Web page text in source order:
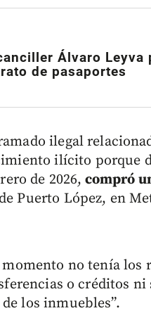
Álvaro Leyva
de pasaportes
ilegal
ilícito porque
de 2026, compró
Puerto López, en
no tenía los
o créditos ni
los inmuebles”.